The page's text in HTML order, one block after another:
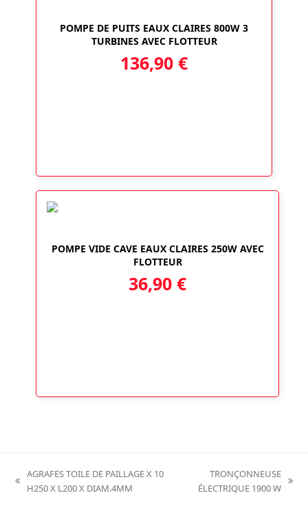
POMPE DE PUITS EAUX CLAIRES 800W 3
TURBINES AVEC FLOTTEUR
136,90 €
POMPE VIDE CAVE EAUX CLAIRES 250W AVEC
FLOTTEUR
36,90 €
previous
AGRAFES TOILE DE PAILLAGE X 10
H250 X L200 X DIAM.4MM
next
TRONÇONNEUSE
ÉLECTRIQUE 1900 W